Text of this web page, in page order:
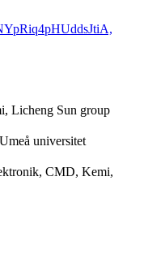
Licheng Sun group
universitet
CMD, Kemi,